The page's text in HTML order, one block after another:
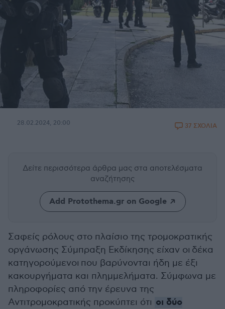
28.02.2024, 20:00 37 ΣΧΟΛΙΑ
Δείτε περισσότερα άρθρα μας στα αποτελέσματα
αναζήτησης
Add Protothema.gr on Google
Σαφείς ρόλους στο πλαίσιο της τρομοκρατικής
οργάνωσης Σύμπραξη Εκδίκησης είχαν οι δέκα
κατηγορούμενοι που βαρύνονται ήδη με έξι
κακουργήματα και πλημμελήματα. Σύμφωνα με
πληροφορίες από την έρευνα της
Αντιτρομοκρατικής προκύπτει ότι οι δύο